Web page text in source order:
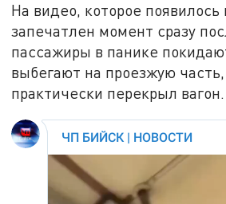
На видео, которое появилось
запечатлен момент сразу
пассажиры в панике
выбегают на проезжую
практически перекрыл вагон.